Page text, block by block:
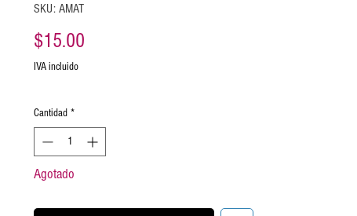
SKU: AMAT
$15.00
IVA incluido
Cantidad *
Agotado